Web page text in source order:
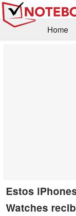
Home
Estos
Watches